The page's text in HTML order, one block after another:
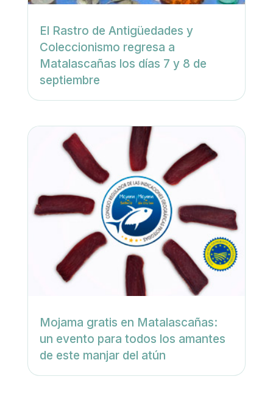
El Rastro de Antigüedades y
Coleccionismo regresa a
Matalascañas los días 7 y 8 de
septiembre
Mojama gratis en Matalascañas:
un evento para todos los amantes
de este manjar del atún